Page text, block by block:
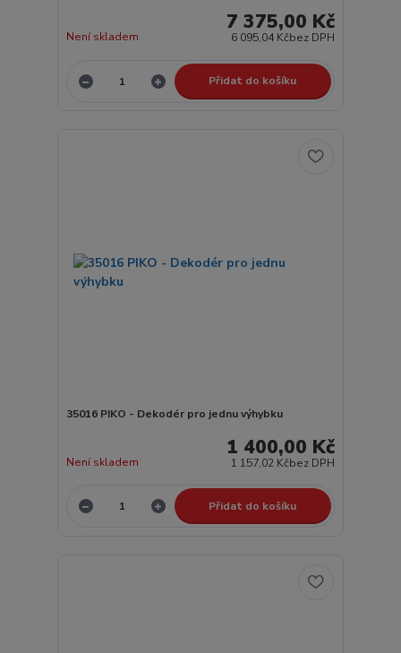
7 375,00 Kč
6 095,04 Kčbez DPH
Není skladem
Přidat do košíku
35016 PIKO - Dekodér pro jednu výhybku
1 400,00 Kč
1 157,02 Kčbez DPH
Není skladem
Přidat do košíku